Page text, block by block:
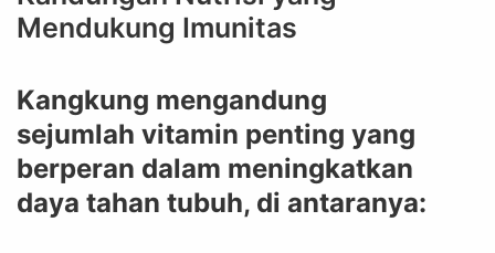
Mendukung Imunitas
Kangkung mengandung
sejumlah vitamin penting yang
berperan dalam meningkatkan
daya tahan tubuh, di antaranya: